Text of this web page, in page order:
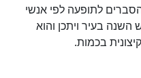
לתופעה לפי אנשי
השנה בעיר ויתכן והוא
בכמות.